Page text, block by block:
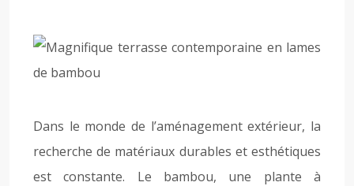
Dans le monde de l’aménagement extérieur, la
recherche de matériaux durables et esthétiques
est constante. Le bambou, une plante à